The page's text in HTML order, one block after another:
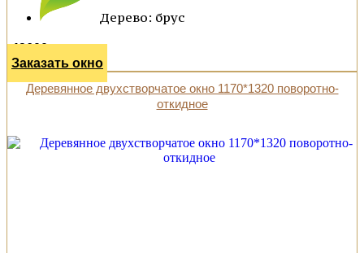
Дерево: брус
42600 р.
Заказать окно
Деревянное двухстворчатое окно 1170*1320 поворотно-
откидное